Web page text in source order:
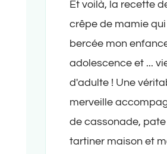
Et voilà, la recette
crêpe de mamie qui
bercée mon
adolescence et ...
d'adulte ! Une
merveille
de cassonade, pate
tartiner maison et